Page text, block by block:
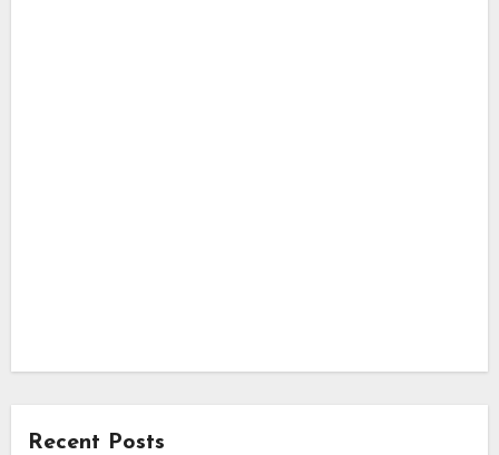
Recent Posts